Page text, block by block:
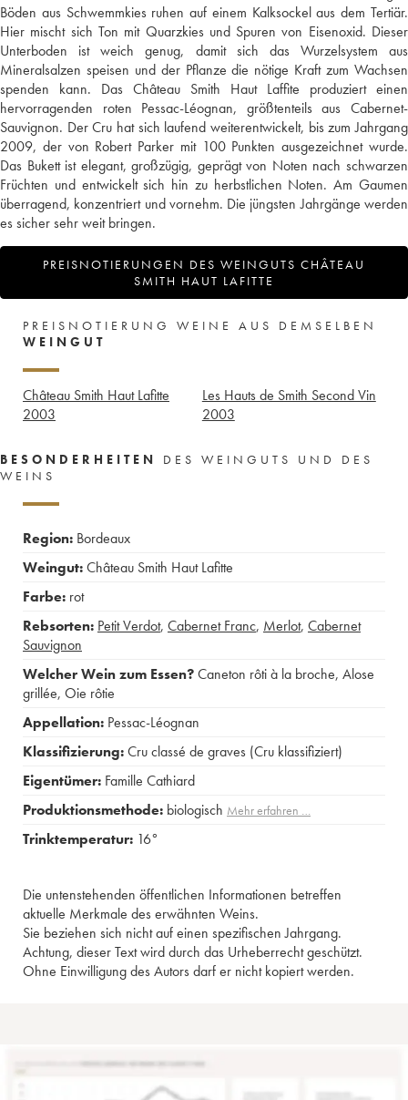
Böden aus Schwemmkies ruhen auf einem Kalksockel aus dem Tertiär.
Hier mischt sich Ton mit Quarzkies und Spuren von Eisenoxid. Dieser
Unterboden ist weich genug, damit sich das Wurzelsystem aus
Mineralsalzen speisen und der Pflanze die nötige Kraft zum Wachsen
spenden kann. Das Château Smith Haut Laffite produziert einen
hervorragenden roten Pessac-Léognan, größtenteils aus Cabernet-
Sauvignon. Der Cru hat sich laufend weiterentwickelt, bis zum Jahrgang
2009, der von Robert Parker mit 100 Punkten ausgezeichnet wurde.
Das Bukett ist elegant, großzügig, geprägt von Noten nach schwarzen
Früchten und entwickelt sich hin zu herbstlichen Noten. Am Gaumen
überragend, konzentriert und vornehm. Die jüngsten Jahrgänge werden
es sicher sehr weit bringen.
PREISNOTIERUNGEN DES WEINGUTS CHÂTEAU
SMITH HAUT LAFITTE
PREISNOTIERUNG WEINE AUS DEMSELBEN
WEINGUT
Château Smith Haut Lafitte
2003
Les Hauts de Smith Second Vin
2003
BESONDERHEITEN
DES WEINGUTS UND DES
WEINS
Region: Bordeaux
Weingut:Château Smith Haut Lafitte
Farbe: rot
Rebsorten: Petit Verdot, Cabernet Franc, Merlot, Cabernet
Sauvignon
Welcher Wein zum Essen?Caneton rôti à la broche, Alose
grillée, Oie rôtie
Appellation: Pessac-Léognan
Klassifizierung:Cru classé de graves (Cru klassifiziert)
Eigentümer: Famille Cathiard
Produktionsmethode: biologisch Mehr erfahren …
Trinktemperatur: 16°
Die untenstehenden öffentlichen Informationen betreffen
aktuelle Merkmale des erwähnten Weins.
Sie beziehen sich nicht auf einen spezifischen Jahrgang.
Achtung, dieser Text wird durch das Urheberrecht geschützt.
Ohne Einwilligung des Autors darf er nicht kopiert werden.